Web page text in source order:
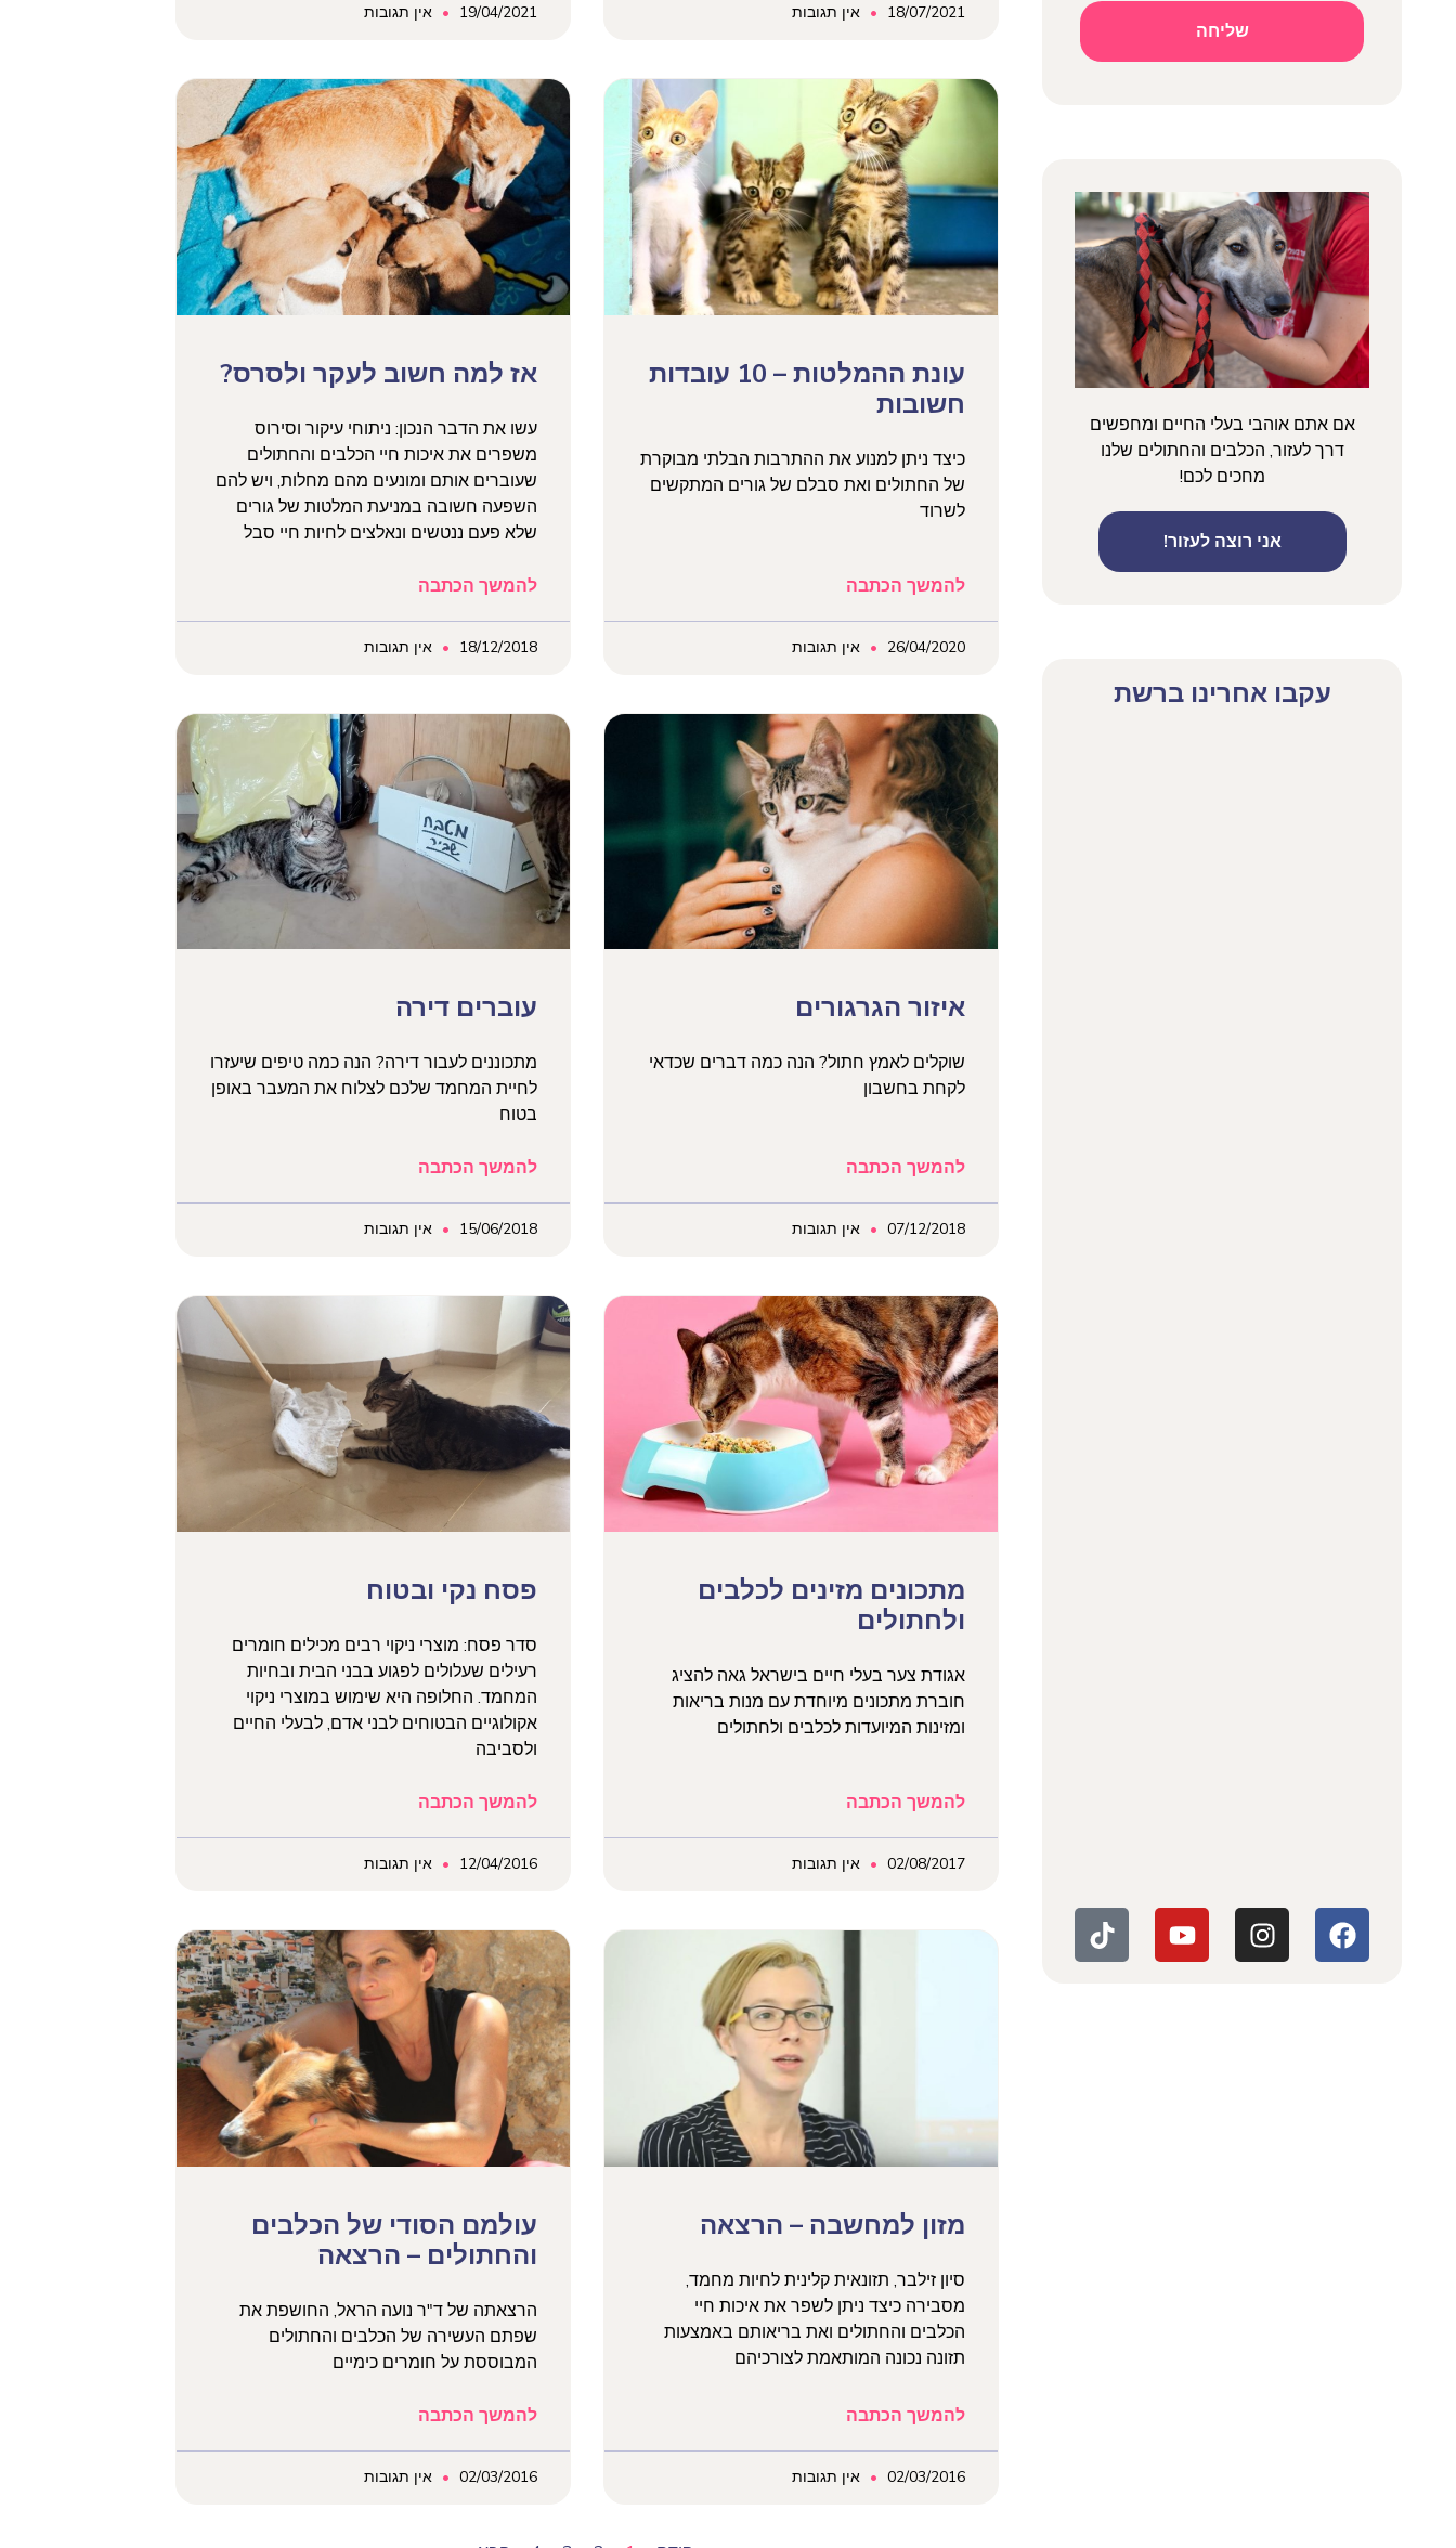
שליחה
אם אתם אוהבי בעלי החיים ומחפשים
דרך לעזור, הכלבים והחתולים שלנו
מחכים לכם!
אני רוצה לעזור!
עקבו אחרינו ברשת
18/07/2021 אין תגובות 19/04/2021 אין תגובות
עונת ההמלטות – 10 עובדות
חשובות
כיצד ניתן למנוע את ההתרבות הבלתי מבוקרת
של החתולים ואת סבלם של גורים המתקשים
לשרוד
להמשך הכתבה
26/04/2020 אין תגובות
אז למה חשוב לעקר ולסרס?
עשו את הדבר הנכון: ניתוחי עיקור וסירוס
משפרים את איכות חיי הכלבים והחתולים
שעוברים אותם ומונעים מהם מחלות, ויש להם
השפעה חשובה במניעת המלטות של גורים
שלא פעם ננטשים ונאלצים לחיות חיי סבל
להמשך הכתבה
18/12/2018 אין תגובות
איזור הגרגורים
שוקלים לאמץ חתול? הנה כמה דברים שכדאי
לקחת בחשבון
להמשך הכתבה
07/12/2018 אין תגובות
עוברים דירה
מתכוננים לעבור דירה? הנה כמה טיפים שיעזרו
לחיית המחמד שלכם לצלוח את המעבר באופן
בטוח
להמשך הכתבה
15/06/2018 אין תגובות
מתכונים מזינים לכלבים
ולחתולים
אגודת צער בעלי חיים בישראל גאה להציג
חוברת מתכונים מיוחדת עם מנות בריאות
ומזינות המיועדות לכלבים ולחתולים
להמשך הכתבה
02/08/2017 אין תגובות
פסח נקי ובטוח
סדר פסח: מוצרי ניקוי רבים מכילים חומרים
רעילים שעלולים לפגוע בבני הבית ובחיות
המחמד. החלופה היא שימוש במוצרי ניקוי
אקולוגיים הבטוחים לבני אדם, לבעלי החיים
ולסביבה
להמשך הכתבה
12/04/2016 אין תגובות
מזון למחשבה – הרצאה
סיון זילבר, תזונאית קלינית לחיות מחמד,
מסבירה כיצד ניתן לשפר את איכות חיי
הכלבים והחתולים ואת בריאותם באמצעות
תזונה נכונה המותאמת לצורכיהם
להמשך הכתבה
02/03/2016 אין תגובות
עולמם הסודי של הכלבים
והחתולים – הרצאה
הרצאתה של ד"ר נועה הראל, החושפת את
שפתם העשירה של הכלבים והחתולים
המבוססת על חומרים כימיים
להמשך הכתבה
02/03/2016 אין תגובות